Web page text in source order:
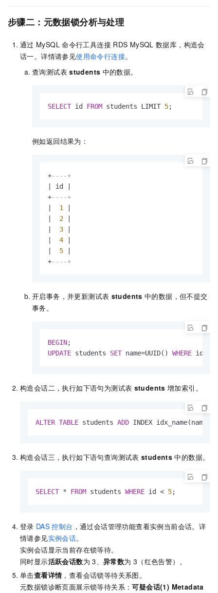
步骤二：元数据锁分析与处理
通过 MySQL 命令行工具连接 RDS MySQL 数据库，构造会
话一。详情请参见使用命令行连接。
查询测试表 students 中的数据。
SELECT id FROM students LIMIT 5;
例如返回结果为：
+----+
id
+----+
1
2
3
4
5
+----+
开启事务，并更新测试表 students 中的数据，但不提交
事务。
BEGIN
UPDATE students SET name=UUID() WHERE id
构造会话二，执行如下语句为测试表 students 增加索引。
ALTER TABLE students ADD INDEX idx_name(name);
构造会话三，执行如下语句查询测试表 students 中的数据。
SELECT * FROM students WHERE id < 5;
登录 DAS 控制台 ，通过会话管理功能查看实例当前会话。详
情请参见实例会话。
实例会话显示当前存在锁等待。
同时显示活跃会话数为 3、异常数为 3（红色告警）。
单击查看详情，查看会话锁等待关系图。
元数据锁诊断页面展示锁等待关系：可疑会话(1) Metadata